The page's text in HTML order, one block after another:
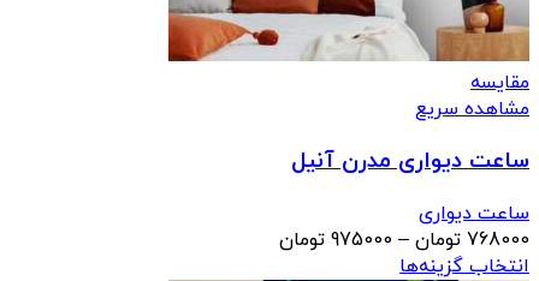
مقایسه
مشاهده سریع
ساعت دیواری مدرن آنیل
ساعت دیواری
768000 تومان –
975000 تومانمحدوده
انتخاب گزینه‌ها